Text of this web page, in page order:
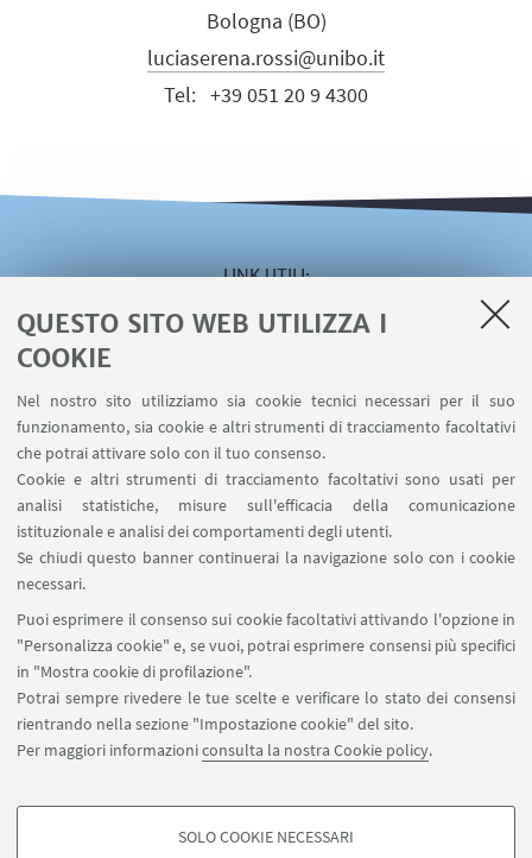
QUESTO SITO WEB UTILIZZA I
COOKIE
Nel nostro sito utilizziamo sia cookie tecnici necessari per il suo
funzionamento, sia cookie e altri strumenti di tracciamento facoltativi
che potrai attivare solo con il tuo consenso.
Cookie e altri strumenti di tracciamento facoltativi sono usati per
analisi statistiche, misure sull'efficacia della comunicazione
istituzionale e analisi dei comportamenti degli utenti.
Se chiudi questo banner continuerai la navigazione solo con i cookie
necessari.
Puoi esprimere il consenso sui cookie facoltativi attivando l'opzione in
"Personalizza cookie" e, se vuoi, potrai esprimere consensi più specifici
in "Mostra cookie di profilazione".
Potrai sempre rivedere le tue scelte e verificare lo stato dei consensi
rientrando nella sezione "Impostazione cookie" del sito.
Per maggiori informazioniconsulta la nostra Cookie policy.
SOLO COOKIE NECESSARI
Bologna (BO)
luciaserena.rossi@unibo.it
Tel: +39 051 20 9 4300
LINK UTILI
Area riservata
Servizio online U-WEB Missioni
Contatti
SEGUI IL DIPARTIMENTO SU:
SEGUI UNIBO SU:
APP: